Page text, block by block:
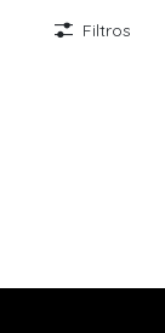
Filtros